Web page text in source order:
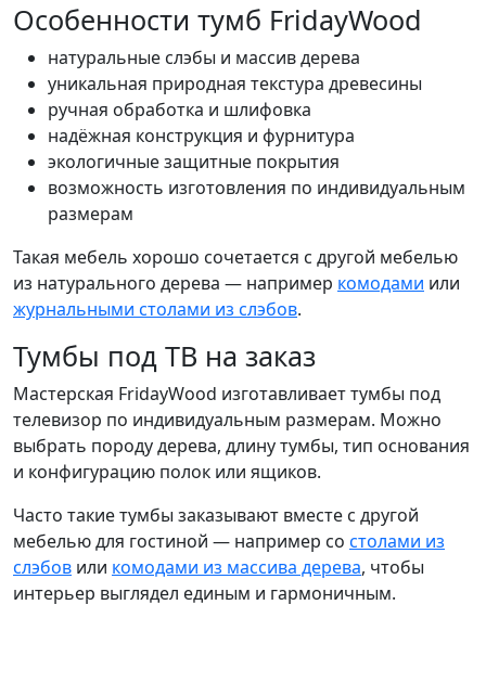
Особенности тумб FridayWood
натуральные слэбы и массив дерева
уникальная природная текстура древесины
ручная обработка и шлифовка
надёжная конструкция и фурнитура
экологичные защитные покрытия
возможность изготовления по индивидуальным
размерам
Такая мебель хорошо сочетается с другой мебелью
из натурального дерева — например комодами или
журнальными столами из слэбов.
Тумбы под ТВ на заказ
Мастерская FridayWood изготавливает тумбы под
телевизор по индивидуальным размерам. Можно
выбрать породу дерева, длину тумбы, тип основания
и конфигурацию полок или ящиков.
Часто такие тумбы заказывают вместе с другой
мебелью для гостиной — например со столами из
слэбов или комодами из массива дерева, чтобы
интерьер выглядел единым и гармоничным.